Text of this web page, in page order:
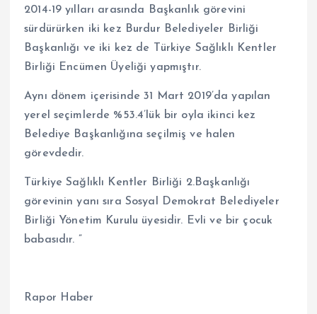
2014-19 yılları arasında Başkanlık görevini
sürdürürken iki kez Burdur Belediyeler Birliği
Başkanlığı ve iki kez de Türkiye Sağlıklı Kentler
Birliği Encümen Üyeliği yapmıştır.
Aynı dönem içerisinde 31 Mart 2019’da yapılan
yerel seçimlerde %53.4’lük bir oyla ikinci kez
Belediye Başkanlığına seçilmiş ve halen
görevdedir.
Türkiye Sağlıklı Kentler Birliği 2.Başkanlığı
görevinin yanı sıra Sosyal Demokrat Belediyeler
Birliği Yönetim Kurulu üyesidir. Evli ve bir çocuk
babasıdır. ”
Rapor Haber